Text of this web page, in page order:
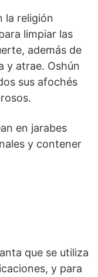
la religión
limpiar las
además de
y atrae. Oshún
sus afochés
en jarabes
y contener
que se utiliza
y para